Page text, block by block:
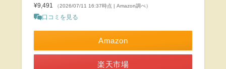
¥9,491
（2026/07/11 16:37時点 | Amazon調べ）
口コミを見る
Amazon
楽天市場